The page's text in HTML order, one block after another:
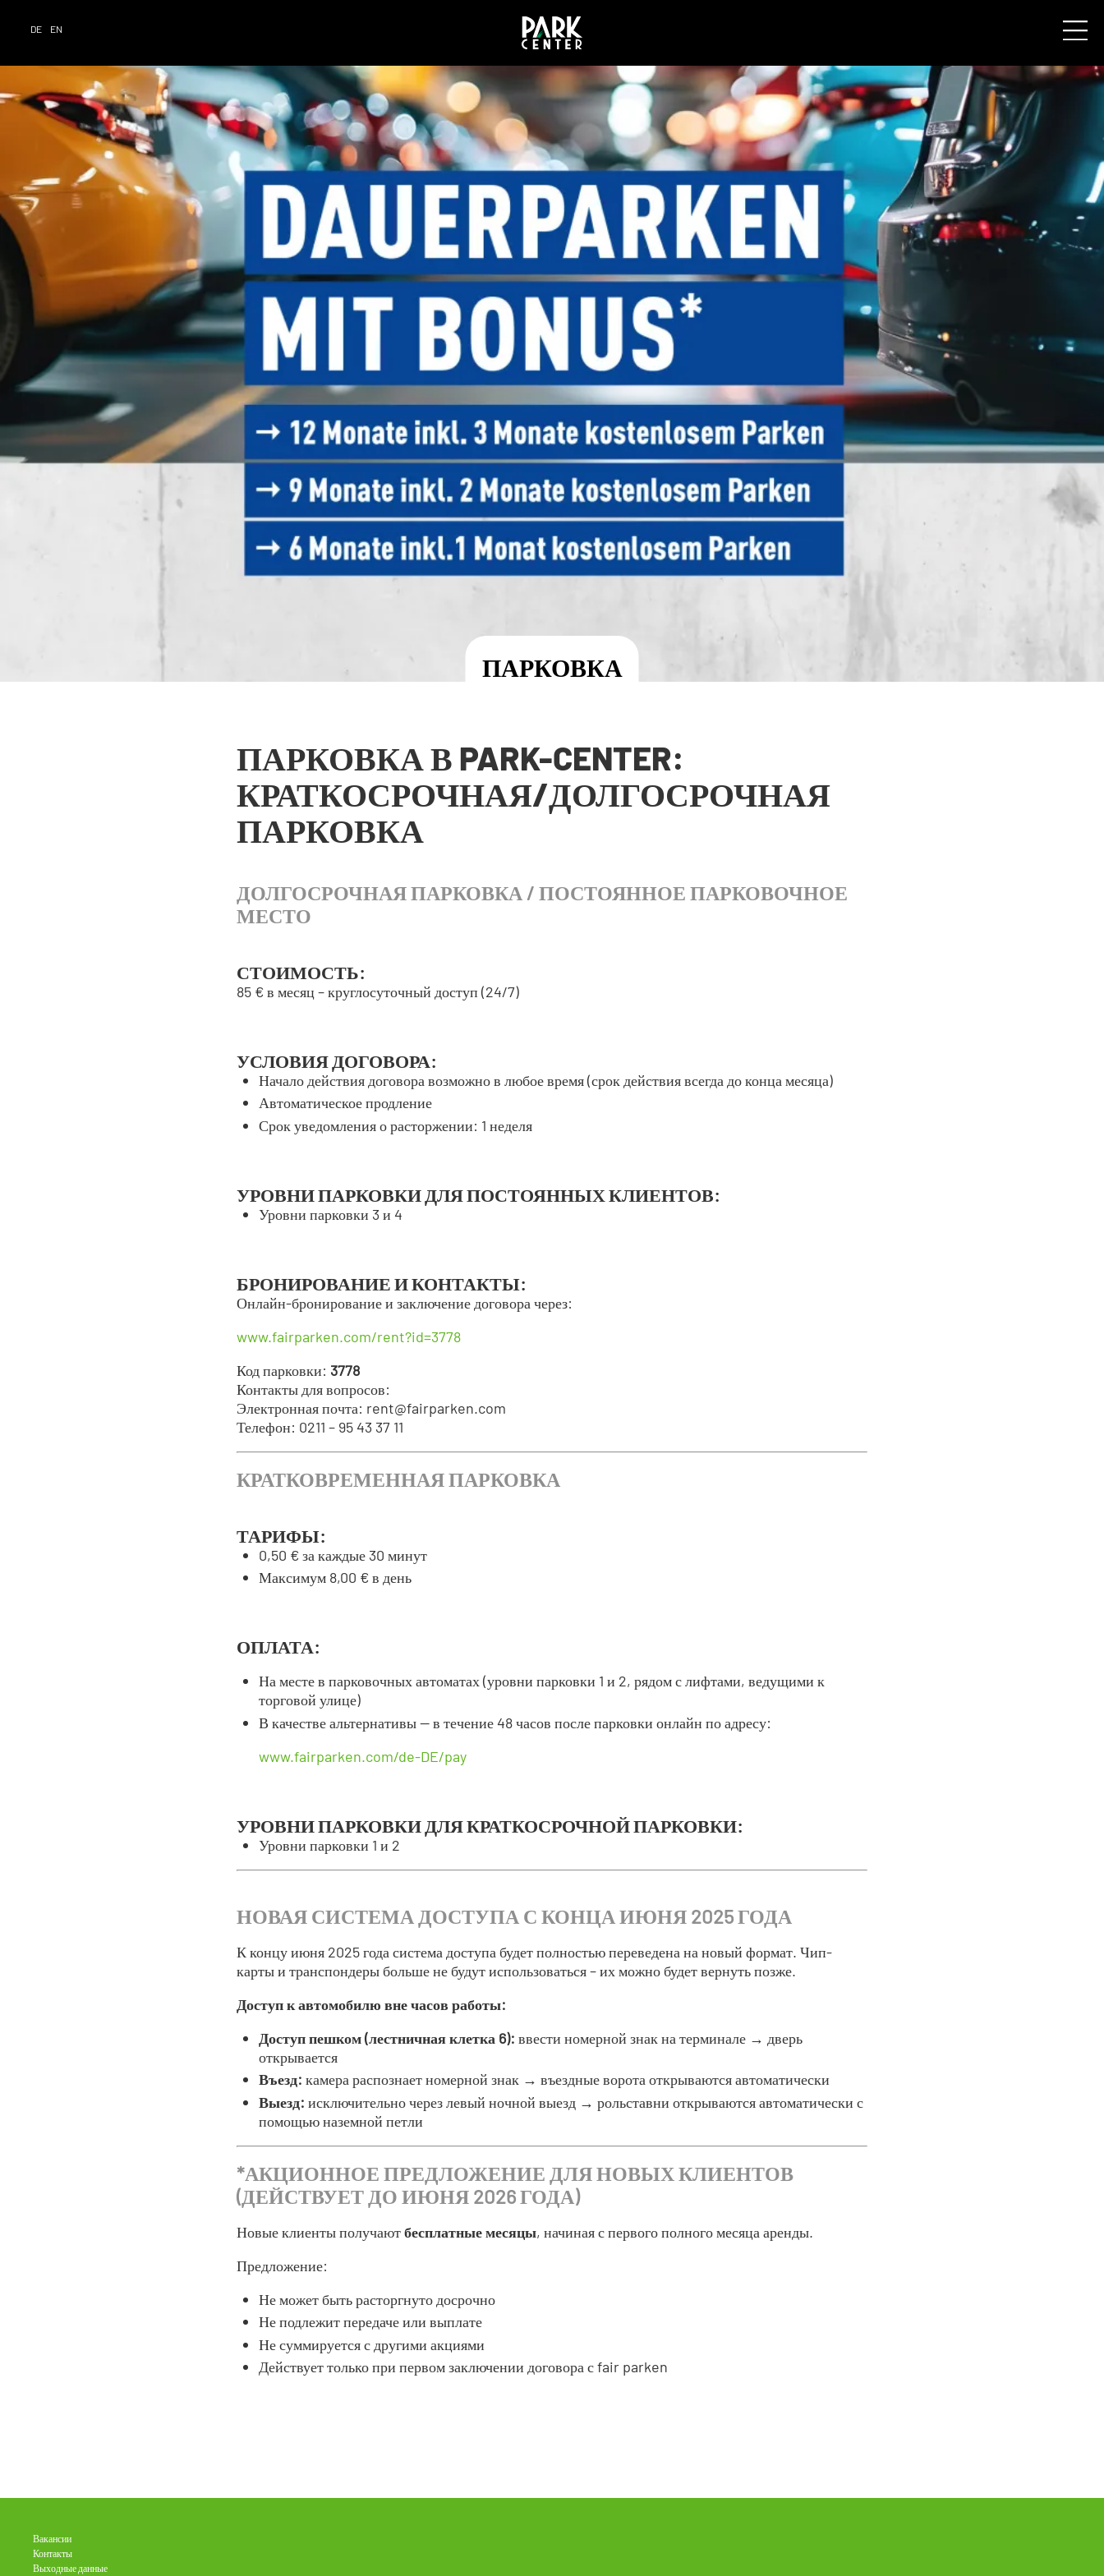
DE EN
ПАРКОВКА
ПАРКОВКА В PARK-CENTER:
КРАТКОСРОЧНАЯ/ДОЛГОСРОЧНАЯ
ПАРКОВКА
ДОЛГОСРОЧНАЯ ПАРКОВКА / ПОСТОЯННОЕ ПАРКОВОЧНОЕ
МЕСТО
СТОИМОСТЬ:
85 € в месяц – круглосуточный доступ (24/7)
УСЛОВИЯ ДОГОВОРА:
Начало действия договора возможно в любое время (срок действия всегда до конца месяца)
Автоматическое продление
Срок уведомления о расторжении: 1 неделя
УРОВНИ ПАРКОВКИ ДЛЯ ПОСТОЯННЫХ КЛИЕНТОВ:
Уровни парковки 3 и 4
БРОНИРОВАНИЕ И КОНТАКТЫ:
Онлайн-бронирование и заключение договора через:
www.fairparken.com/rent?id=3778
Код парковки: 3778
Контакты для вопросов:
Электронная почта: rent@fairparken.com
Телефон: 0211 – 95 43 37 11
КРАТКОВРЕМЕННАЯ ПАРКОВКА
ТАРИФЫ:
0,50 € за каждые 30 минут
Максимум 8,00 € в день
ОПЛАТА:
На месте в парковочных автоматах (уровни парковки 1 и 2, рядом с лифтами, ведущими к
торговой улице)
В качестве альтернативы — в течение 48 часов после парковки онлайн по адресу:
www.fairparken.com/de-DE/pay
УРОВНИ ПАРКОВКИ ДЛЯ КРАТКОСРОЧНОЙ ПАРКОВКИ:
Уровни парковки 1 и 2
НОВАЯ СИСТЕМА ДОСТУПА С КОНЦА ИЮНЯ 2025 ГОДА
К концу июня 2025 года система доступа будет полностью переведена на новый формат. Чип-
карты и транспондеры больше не будут использоваться – их можно будет вернуть позже.
Доступ к автомобилю вне часов работы:
Доступ пешком (лестничная клетка 6): ввести номерной знак на терминале → дверь
открывается
Въезд: камера распознает номерной знак → въездные ворота открываются автоматически
Выезд: исключительно через левый ночной выезд → рольставни открываются автоматически с
помощью наземной петли
*АКЦИОННОЕ ПРЕДЛОЖЕНИЕ ДЛЯ НОВЫХ КЛИЕНТОВ
(ДЕЙСТВУЕТ ДО ИЮНЯ 2026 ГОДА)
Новые клиенты получаютбесплатные месяцы, начиная с первого полного месяца аренды.
Предложение:
Не может быть расторгнуто досрочно
Не подлежит передаче или выплате
Не суммируется с другими акциями
Действует только при первом заключении договора с fair parken
Вакансии
Контакты
Выходные данные